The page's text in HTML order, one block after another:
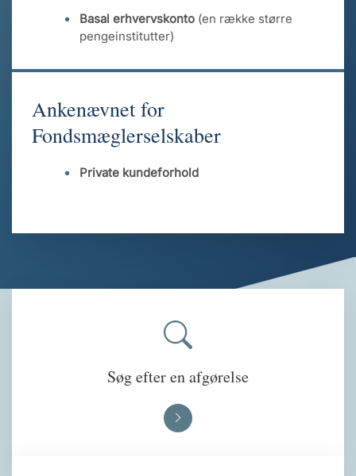
Basal erhvervskonto (en række større
pengeinstitutter)
Ankenævnet for
Fondsmæglerselskaber
Private kundeforhold
Søg efter en afgørelse